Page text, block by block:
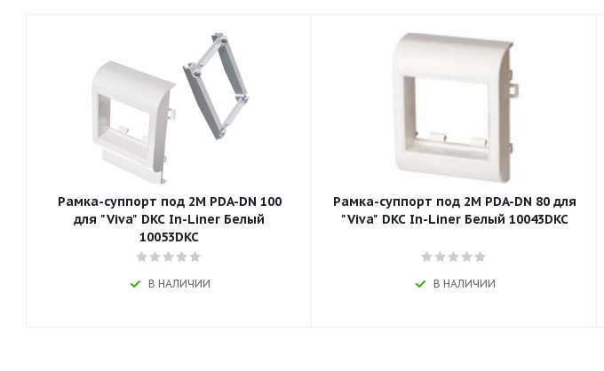
Рамка-суппорт под 2М PDA-DN 100
для "Viva" DKC In-Liner Белый
10053DKC
В НАЛИЧИИ
Рамка-суппорт под 2М PDA-DN 80 для
"Viva" DKC In-Liner Белый 10043DKC
В НАЛИЧИИ